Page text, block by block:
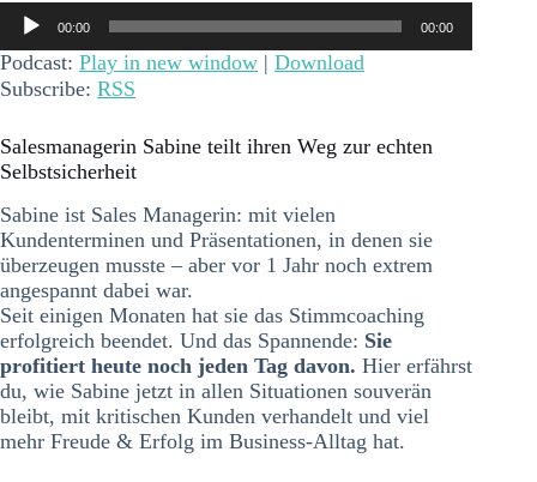
Audio-
Player
00:00 00:00
Podcast: Play in new window | Download
Subscribe: RSS
Salesmanagerin Sabine teilt ihren Weg zur echten
Selbstsicherheit
Sabine ist Sales Managerin: mit vielen
Kundenterminen und Präsentationen, in denen sie
überzeugen musste – aber vor 1 Jahr noch extrem
angespannt dabei war.
Seit einigen Monaten hat sie das Stimmcoaching
erfolgreich beendet. Und das Spannende: Sie
profitiert heute noch jeden Tag davon. Hier erfährst
du, wie Sabine jetzt in allen Situationen souverän
bleibt, mit kritischen Kunden verhandelt und viel
mehr Freude & Erfolg im Business-Alltag hat.